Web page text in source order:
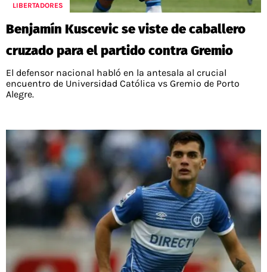
PALESTINO
UNION ESPAÑOLA
CAMPEONATO NACIONAL
GUÍAS
CÓDIGOS
PRONÓSTICOS
APUESTA DEL DÍA
FÚTBOL INTERNACIONAL
COPA LIBERTADORES
COPA SUDAMERICANA
PREMIER LEAGUE
CHAMPIONS LEAGUE
EUROPA LEAGUE
SERIE A
CHILENOS POR EL MUNDO
ALEXIS SANCHEZ
DAMIAN PIZARRO
MERCADO DE FICHAJES
TENIS
FEMENINO
QUIENES SOMOS
STAFF
TÉRMINOS Y CONDICIONES
AGENDA
SELECCIÓN CHILENA
COLO COLO
UNIVERSIDAD DE CHILE
UNIVERSIDAD CATÓLICA
LIBERTADORES
Benjamín Kuscevic se viste de caballero
cruzado para el partido contra Gremio
El defensor nacional habló en la antesala al crucial
encuentro de Universidad Católica vs Gremio de Porto
Alegre.